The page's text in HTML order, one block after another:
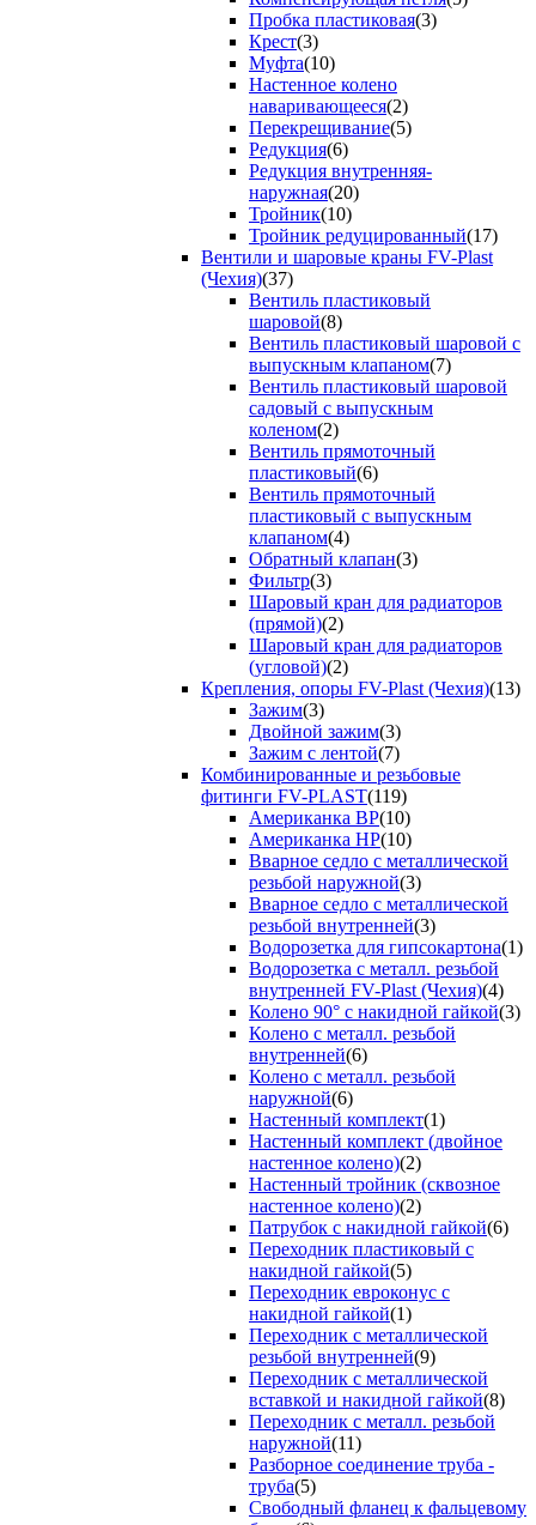
Пробка пластиковая(3)
Крест(3)
Муфта(10)
Настенное колено
наваривающееся(2)
Перекрещивание(5)
Редукция(6)
Редукция внутренняя-
наружная(20)
Тройник(10)
Тройник редуцированный(17)
Вентили и шаровые краны FV-Plast
(Чехия)(37)
Вентиль пластиковый
шаровой(8)
Вентиль пластиковый шаровой с
выпускным клапаном(7)
Вентиль пластиковый шаровой
садовый с выпускным
коленом(2)
Вентиль прямоточный
пластиковый(6)
Вентиль прямоточный
пластиковый с выпускным
клапаном(4)
Обратный клапан(3)
Фильтр(3)
Шаровый кран для радиаторов
(прямой)(2)
Шаровый кран для радиаторов
(угловой)(2)
Крепления, опоры FV-Plast (Чехия)(13)
Зажим(3)
Двойной зажим(3)
Зажим с лентой(7)
Комбинированные и резьбовые
фитинги FV-PLAST(119)
Американка ВР(10)
Американка НР(10)
Вварное седло с металлической
резьбой наружной(3)
Вварное седло с металлической
резьбой внутренней(3)
Водорозетка для гипсокартона(1)
Водорозетка с металл. резьбой
внутренней FV-Plast (Чехия)(4)
Колено 90° с накидной гайкой(3)
Колено с металл. резьбой
внутренней(6)
Колено с металл. резьбой
наружной(6)
Настенный комплект(1)
Настенный комплект (двойное
настенное колено)(2)
Настенный тройник (сквозное
настенное колено)(2)
Патрубок с накидной гайкой(6)
Переходник пластиковый с
накидной гайкой(5)
Переходник евроконус с
накидной гайкой(1)
Переходник с металлической
резьбой внутренней(9)
Переходник с металлической
вставкой и накидной гайкой(8)
Переходник с металл. резьбой
наружной(11)
Разборное соединение труба -
труба(5)
Свободный фланец к фальцевому